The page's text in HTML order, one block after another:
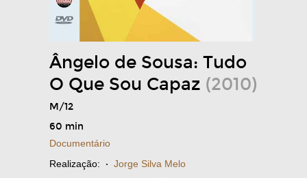
Ângelo de Sousa: Tudo
O Que Sou Capaz (2010)
M/12
60 min
Documentário
Realização: · Jorge Silva Melo